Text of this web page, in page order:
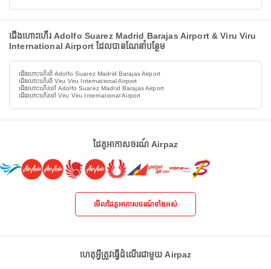
ជើងហោះហើរ Adolfo Suarez Madrid Barajas Airport & Viru Viru
International Airport ដែលបានណែនាំបន្ថែម
ជើងហោះហើរពី Adolfo Suarez Madrid Barajas Airport
ជើងហោះហើរពី Viru Viru International Airport
ជើងហោះហើរទៅ Adolfo Suarez Madrid Barajas Airport
ជើងហោះហើរទៅ Viru Viru International Airport
ដៃគូអាកាសចរណ៍ Airpaz
មើលដៃគូអាកាសចរណ៍ទាំងអស់
ហេតុអ្វីត្រូវធ្វើដំណើរជាមួយ Airpaz